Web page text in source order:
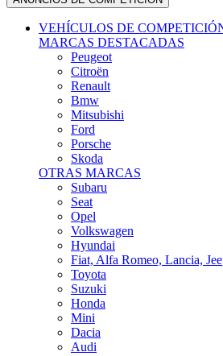
VEHÍCULOS DE COMPETICIÓN
MARCAS DESTACADAS
Peugeot
Citroën
Renault
Bmw
Mitsubishi
Ford
Porsche
Skoda
OTRAS MARCAS
Subaru
Seat
Opel
Volkswagen
Hyundai
Fiat, Alfa Romeo, Lancia, Jeep
Toyota
Suzuki
Honda
Mini
Dacia
Audi
Otras Marcas